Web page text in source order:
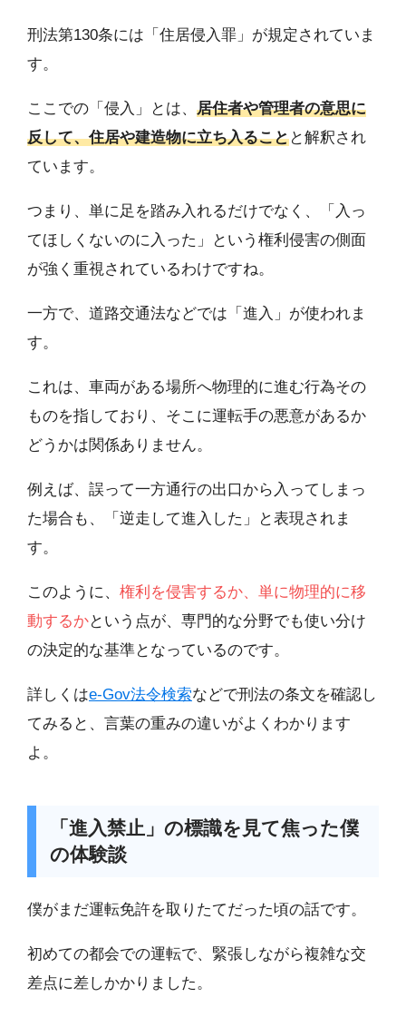
刑法第130条には「住居侵入罪」が規定されていま
す。
ここでの「侵入」とは、 居住者や管理者の意思に
反して、住居や建造物に立ち入ることと解釈され
ています。
つまり、単に足を踏み入れるだけでなく、「入っ
てほしくないのに入った」という権利侵害の側面
が強く重視されているわけですね。
一方で、道路交通法などでは「進入」が使われま
す。
これは、車両がある場所へ物理的に進む行為その
ものを指しており、そこに運転手の悪意があるか
どうかは関係ありません。
例えば、誤って一方通行の出口から入ってしまっ
た場合も、「逆走して進入した」と表現されま
す。
このように、 権利を侵害するか、単に物理的に移
動するかという点が、専門的な分野でも使い分け
の決定的な基準となっているのです。
詳しくはe-Gov法令検索などで刑法の条文を確認し
てみると、言葉の重みの違いがよくわかります
よ。
「進入禁止」の標識を見て焦った僕
の体験談
僕がまだ運転免許を取りたてだった頃の話です。
初めての都会での運転で、緊張しながら複雑な交
差点に差しかかりました。